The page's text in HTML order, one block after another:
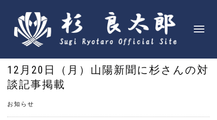
ナ
ー
を
12月20日（月）山陽新聞に杉さんの対
談記事掲載
お知らせ